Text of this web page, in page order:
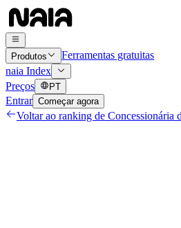
Produtos
Ferramentas gratuitas
naia Index
Preços
PT
Entrar Começar agora
Voltar ao ranking de Concessionária